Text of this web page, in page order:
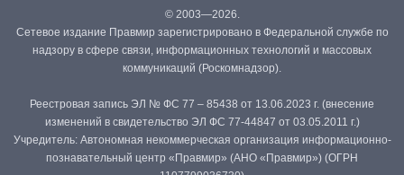
© 2003—2026.
Сетевое издание Правмир зарегистрировано в Федеральной службе по
надзору в сфере связи, информационных технологий и массовых
коммуникаций (Роскомнадзор).
Реестровая запись ЭЛ № ФС 77 – 85438 от 13.06.2023 г. (внесение
изменений в свидетельство ЭЛ ФС 77-44847 от 03.05.2011 г.)
Учредитель: Автономная некоммерческая организация информационно-
познавательный центр «Правмир» (АНО «Правмир») (ОГРН